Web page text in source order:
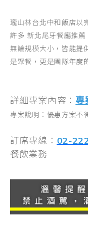
瓏山林台北中和飯店以
許多 新北尾牙餐廳推薦
無論規模大小，皆能提
是聚餐，更是團隊年度
詳細專案內容： 專
專案說明：優惠方案不
訂席專線： 02-
餐飲業務